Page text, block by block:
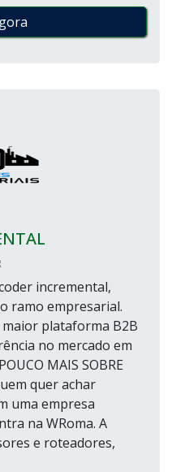
incremental,
ramo empresarial.
plataforma B2B
no mercado em
MAIS SOBRE
quer achar
uma empresa
na WRoma. A
e roteadores,